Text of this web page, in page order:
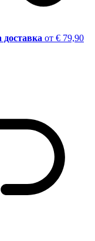
доставка от € 79,90